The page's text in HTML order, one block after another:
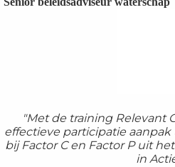
"Met de training Relevant
effectieve participatie
bij Factor C en Factor P uit
in